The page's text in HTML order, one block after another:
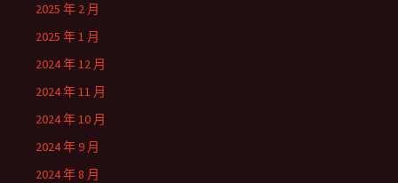
2025 年 2 月
2025 年 1 月
2024 年 12 月
2024 年 11 月
2024 年 10 月
2024 年 9 月
2024 年 8 月